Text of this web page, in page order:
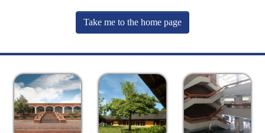
Take me to the home page